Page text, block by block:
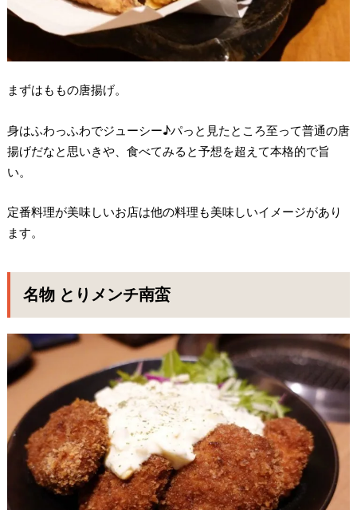
まずはももの唐揚げ。
身はふわっふわでジューシー♪パっと見たところ至って普通の唐
揚げだなと思いきや、食べてみると予想を超えて本格的で旨
い。
定番料理が美味しいお店は他の料理も美味しいイメージがあり
ます。
名物 とりメンチ南蛮